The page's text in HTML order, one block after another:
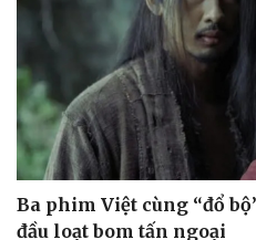
Ba phim Việt cùng “đổ
đầu loạt bom tấn ngoại